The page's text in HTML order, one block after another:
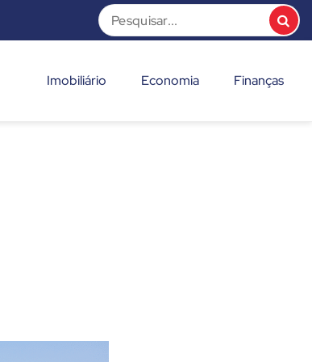
Imobiliário Economia Finanças